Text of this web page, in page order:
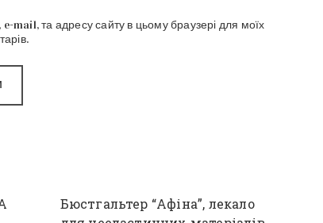
mail, та адресу сайту в цьому браузері для моїх
Бюстгальтер “Афіна”, лекало